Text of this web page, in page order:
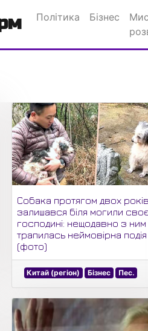
Політика Бізнес
Собака протягом двох років
залишався біля могили
господині: нещодавно з ним
трапилась неймовірна подія
(фото)
Китай (регіон) Бізнес Пес.